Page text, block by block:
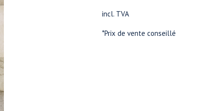
incl. TVA
*Prix de vente conseillé